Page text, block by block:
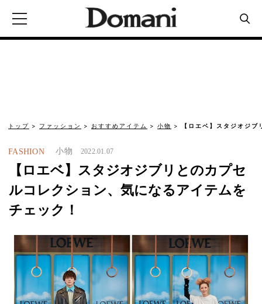
トップ ファッション おすすめアイテム 小物 【ロエベ】スタジオジ
FASHION 小物 2022.01.07
【ロエベ】スタジオジブリとのカプセ
ルコレクション、気になるアイテムを
チェック！